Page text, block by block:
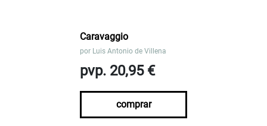
Caravaggio
por Luis Antonio de Villena
pvp. 20,95 €
comprar